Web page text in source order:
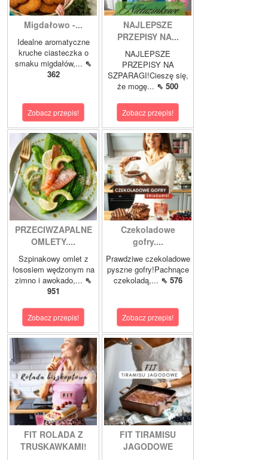
Migdałowo -...
Idealne aromatyczne
kruche ciasteczka o
smaku migdałów,... ⇖
362
Zobacz przepis!
NAJLEPSZE
PRZEPISY NA...
NAJLEPSZE
PRZEPISY NA
SZPARAGI!Cieszę się,
że mogę... ⇖ 500
Zobacz przepis!
PRZECIWZAPALNE
OMLETY....
Szpinakowy omlet z
łososiem wędzonym na
zimno i awokado,... ⇖
951
Zobacz przepis!
Czekoladowe
gofry....
Prawdziwe czekoladowe
pyszne gofry!Pachnące
czekoladą,... ⇖ 576
Zobacz przepis!
FIT ROLADA Z
TRUSKAWKAMI!
FIT TIRAMISU
JAGODOWE